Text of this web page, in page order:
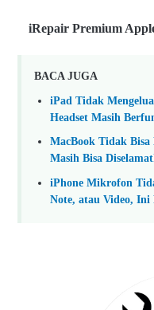
iRepair Premium
BACA JUGA
iPad Tidak
Headset Masih
MacBook Tidak Bisa
Masih Bisa
iPhone Mikrofon
Note, atau Video, Ini